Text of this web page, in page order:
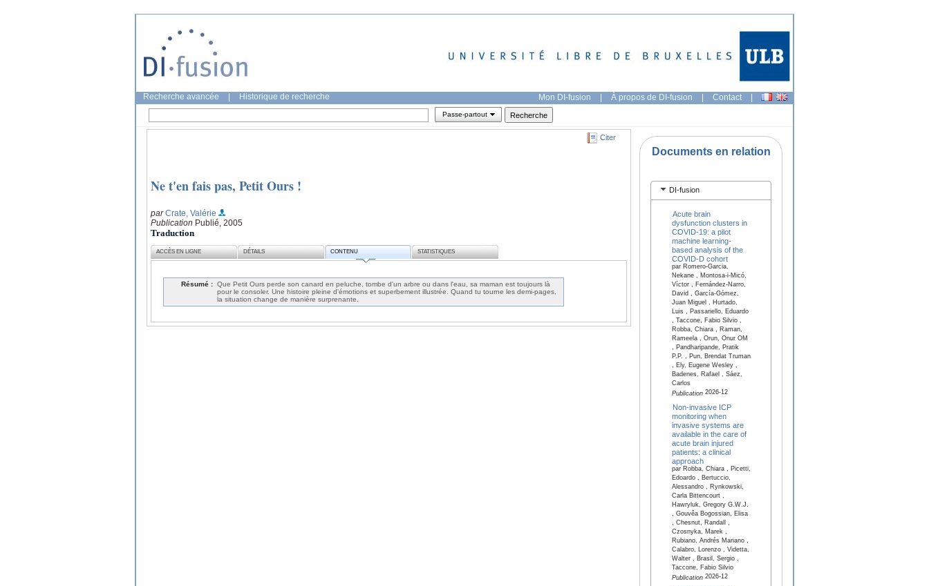
Recherche avancée Historique de recherche Mon DI-fusion | À propos de DI-fusion | Contact |
Passe-partout
Citer
Ne t'en fais pas, Petit Ours !
parCrate, Valérie
Publication Publié, 2005
Traduction
ACCÈS EN LIGNE DÉTAILS CONTENU STATISTIQUES
Résumé : Que Petit Ours perde son canard en peluche, tombe d'un arbre ou dans l'eau, sa maman est toujours là
pour le consoler. Une histoire pleine d'émotions et superbement illustrée. Quand tu tourne les demi-pages,
la situation change de manière surprenante.
Documents en relation
DI-fusion
Acute brain
dysfunction clusters in
COVID-19: a pilot
machine learning-
based analysis of the
COVID-D cohort
par Romero-Garcia,
Nekane , Montosa-i-Micó,
Víctor , Fernández-Narro,
David , García-Gómez,
Juan Miguel , Hurtado,
Luis , Passariello, Eduardo
, Taccone, Fabio Silvio ,
Robba, Chiara , Raman,
Rameela , Orun, Onur OM
, Pandharipande, Pratik
P.P. , Pun, Brendat Truman
, Ely, Eugene Wesley ,
Badenes, Rafael , Sáez,
Carlos
Publication2026-12
Non-invasive ICP
monitoring when
invasive systems are
available in the care of
acute brain injured
patients: a clinical
approach
par Robba, Chiara , Picetti,
Edoardo , Bertuccio,
Alessandro , Rynkowski,
Carla Bittencourt ,
Hawryluk, Gregory G.W.J.
, Gouvêa Bogossian, Elisa
, Chesnut, Randall ,
Czosnyka, Marek ,
Rubiano, Andrés Mariano ,
Calabro, Lorenzo , Videtta,
Walter , Brasil, Sergio ,
Taccone, Fabio Silvio
Publication2026-12